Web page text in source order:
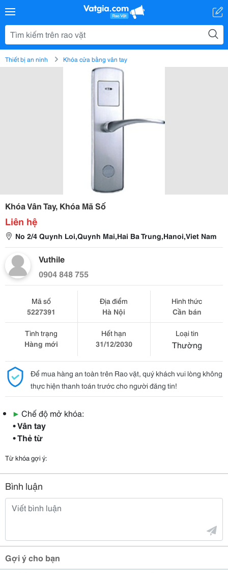
Thiết bị an ninh Khóa cửa bằng vân tay
Khóa Vân Tay, Khóa Mã Số
Liên hệ
No 2/4 Quynh Loi,Quynh Mai,Hai Ba Trung,Hanoi,Viet Nam
Vuthile
0904 848 755
Mã số
5227391
Địa điểm
Hà Nội
Hình thức
Cần bán
Tình trạng
Hàng mới
Hết hạn
31/12/2030
Loại tin
Thường
Để mua hàng an toàn trên Rao vặt, quý khách vui lòng không
thực hiện thanh toán trước cho người đăng tin!
▶ Chế độ mở khóa:
• Vân tay
• Thẻ từ
Từ khóa gợi ý:
Bình luận
Gợi ý cho bạn